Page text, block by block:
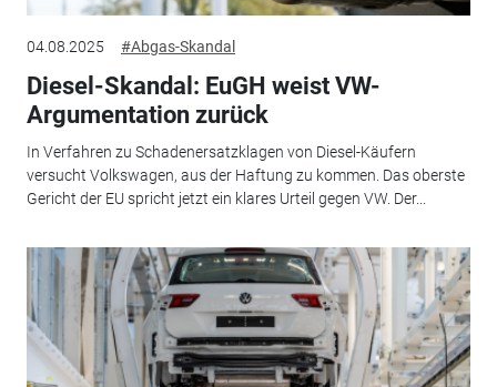
04.08.2025 #Abgas-Skandal
Diesel-Skandal: EuGH weist VW-
Argumentation zurück
In Verfahren zu Schadenersatzklagen von Diesel-Käufern
versucht Volkswagen, aus der Haftung zu kommen. Das oberste
Gericht der EU spricht jetzt ein klares Urteil gegen VW. Der...